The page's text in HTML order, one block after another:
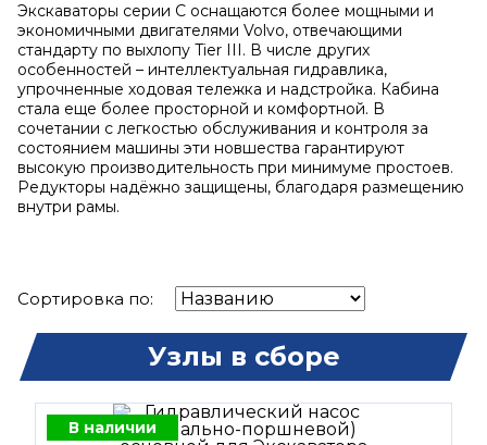
Экскаваторы серии С оснащаются более мощными и
экономичными двигателями Volvo, отвечающими
стандарту по выхлопу Tier III. В числе других
особенностей – интеллектуальная гидравлика,
упрочненные ходовая тележка и надстройка. Кабина
стала еще более просторной и комфортной. В
сочетании с легкостью обслуживания и контроля за
состоянием машины эти новшества гарантируют
высокую производительность при минимуме простоев.
Редукторы надёжно защищены, благодаря размещению
внутри рамы.
Сортировка по:
Узлы в сборе
В наличии